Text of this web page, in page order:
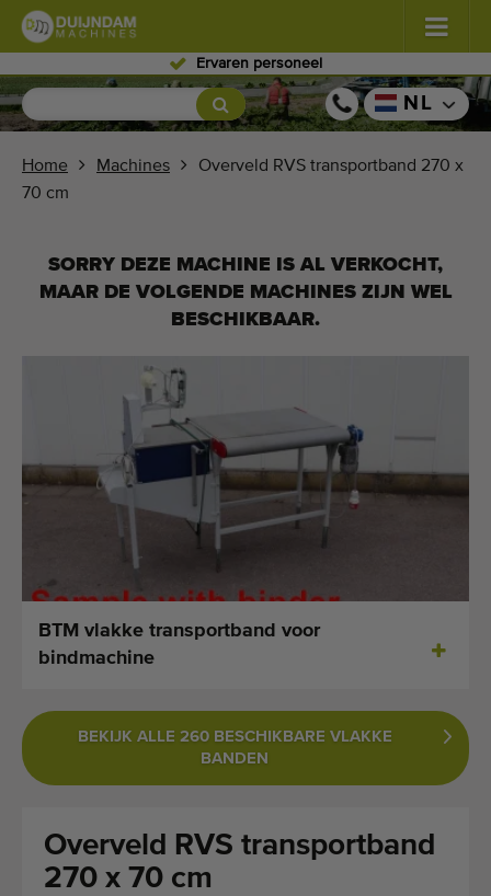
Ervaren personeel
Bloemen en planten (580)
Glastuinbouw groenten
Fruitteelt (333)
Laatst bekeken machines
Laatst toegevoegde machines
Merken
Over ons
Veelgestelde vragen
Contact
NL
Home Machines
Overveld RVS transportband 270 x
70 cm
SORRY DEZE MACHINE IS AL VERKOCHT,
MAAR DE VOLGENDE MACHINES ZIJN WEL
BESCHIKBAAR.
BTM vlakke transportband voor
bindmachine
BEKIJK ALLE 260 BESCHIKBARE VLAKKE
BANDEN
Overveld RVS transportband
270 x 70 cm